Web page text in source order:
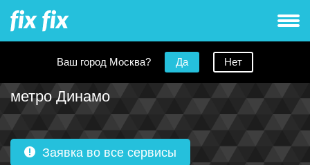
Ваш город Москва? Да Нет
Сервисные центры Remenis рядом с
метро Динамо
Заявка во все сервисы